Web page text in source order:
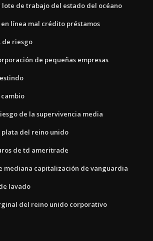
lote de trabajo del estado del océano
línea mal crédito préstamos
de riesgo
de pequeñas empresas
de la supervivencia media
del reino unido
de td ameritrade
mediana capitalización de vanguardia
lavado
del reino unido corporativo